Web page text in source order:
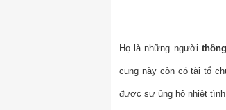
Họ là những người
cung này còn có tài tổ
được sự ủng hộ nhiệt